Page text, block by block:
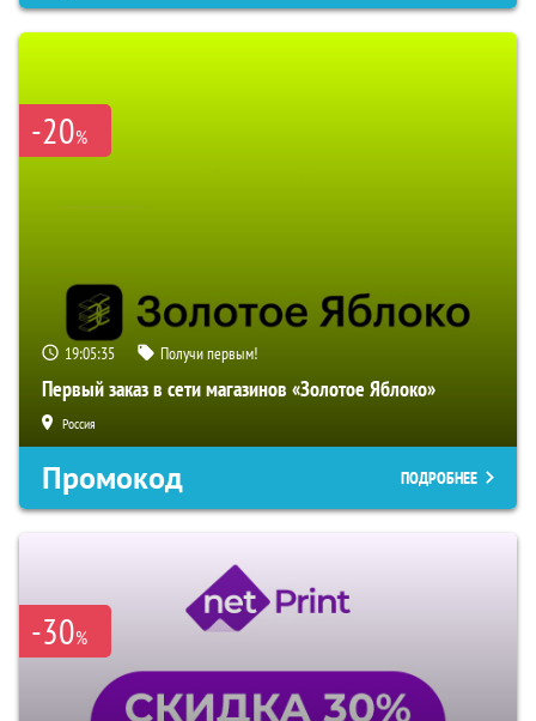
-20%
19:05:35 Получи первым!
Первый заказ в сети магазинов «Золотое Яблоко»
Россия
Промокод ПОДРОБНЕЕ
-30%